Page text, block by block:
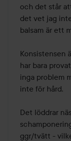
och det står
det vet jag
balsam är ett
Konsistensen
har bara
inga problem
inte för hård.
Det löddrar
ggr/tvätt -